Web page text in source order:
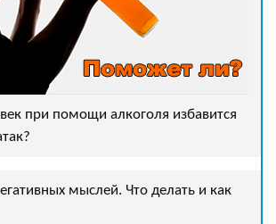
при помощи алкоголя избавится
мыслей. Что делать и как